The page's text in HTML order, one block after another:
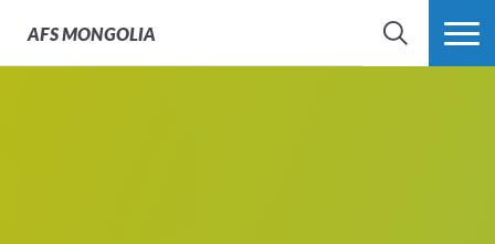
AFSMONGOLIA
SEARCH MORE